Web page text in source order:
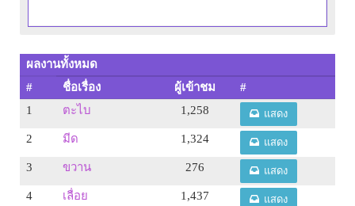
ผลงานทั้งหมด
#
ชื่อเรื่อง ผู้เข้าชม
#
1
ตะไบ 1,258 แสดง
2 มีด 1,324 แสดง
3 ขวาน 276 แสดง
4 เลื่อย 1,437 แสดง